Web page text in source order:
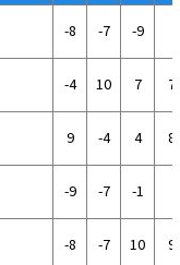
-8 -7 -9
-4 10 7 7
9 -4 4 8
-9 -7 -1
-8 -7 10 9